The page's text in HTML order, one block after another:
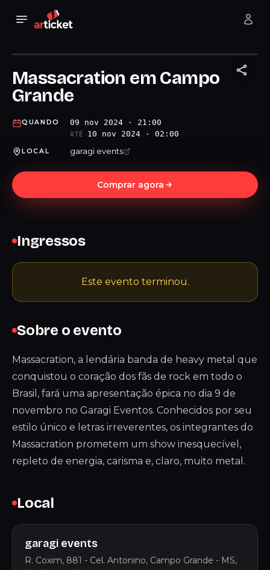
Massacration em Campo
Grande
QUANDO 09 nov 2024 · 21:00
ATÉ 10 nov 2024 · 02:00
LOCAL garagi events
Comprar agora
Sobre o evento
Massacration, a lendária banda de heavy metal que
conquistou o coração dos fãs de rock em todo o
Brasil, fará uma apresentação épica no dia 9 de
novembro no Garagi Eventos. Conhecidos por seu
estilo único e letras irreverentes, os integrantes do
Massacration prometem um show inesquecível,
repleto de energia, carisma e, claro, muito metal.
Local
garagi events
R. Coxim, 881 - Cel. Antonino, Campo Grande - MS,
Ingressos
Este evento terminou.